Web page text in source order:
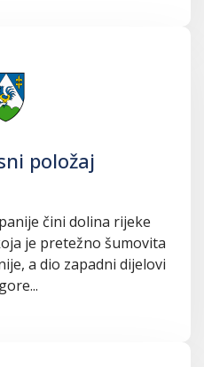
položaj
čini dolina rijeke
je pretežno šumovita
a dio zapadni dijelovi